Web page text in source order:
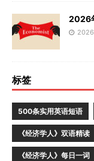
2026
标签
500条实用英语短语
《经济学人》双语精读
《经济学人》每日一词